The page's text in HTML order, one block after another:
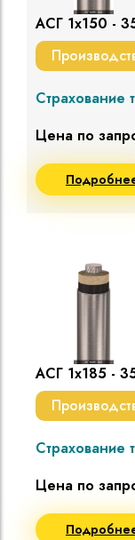
АСГ 1х150 -
Страхование
Цена по
АСГ 1х185 -
Страхование
Цена по